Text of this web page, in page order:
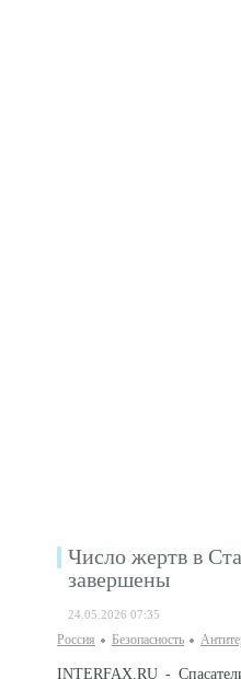
Число жертв в
завершены
24.05.2026 07:35
Россия Безопаcность
INTERFAX.RU -